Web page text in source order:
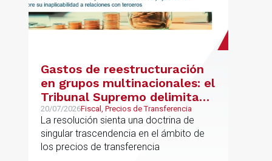
Gastos de reestructuración
en grupos multinacionales: el
Tribunal Supremo delimita
con precisión los límites de la
normativa de precios de
transferencia y fija doctrina
sobre su inaplicabilidad a
20/07/2026Fiscal, Precios de Transferencia
La resolución sienta una doctrina de
singular trascendencia en el ámbito de
los precios de transferencia